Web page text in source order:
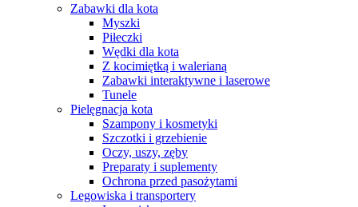
Zabawki dla kota
Myszki
Piłeczki
Wędki dla kota
Z kocimiętką i walerianą
Zabawki interaktywne i laserowe
Tunele
Pielęgnacja kota
Szampony i kosmetyki
Szczotki i grzebienie
Oczy, uszy, zęby
Preparaty i suplementy
Ochrona przed pasożytami
Legowiska i transportery